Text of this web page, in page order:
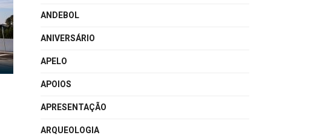
ANDEBOL
ANIVERSÁRIO
APELO
APOIOS
APRESENTAÇÃO
ARQUEOLOGIA